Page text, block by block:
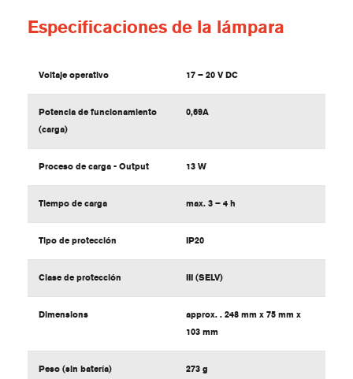
Especificaciones de la lámpara
Voltaje operativo 17 – 20 V DC
Potencia de funcionamiento
(carga)
0,69A
Proceso de carga - Output 13 W
Tiempo de carga max. 3 – 4 h
Tipo de protección IP20
Clase de protección III (SELV)
Dimensions
approx. . 248 mm x 75 mm x
103 mm
Peso (sin batería) 273 g